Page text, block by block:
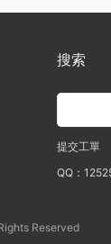
搜索
提交工單
QQ：
Reserved